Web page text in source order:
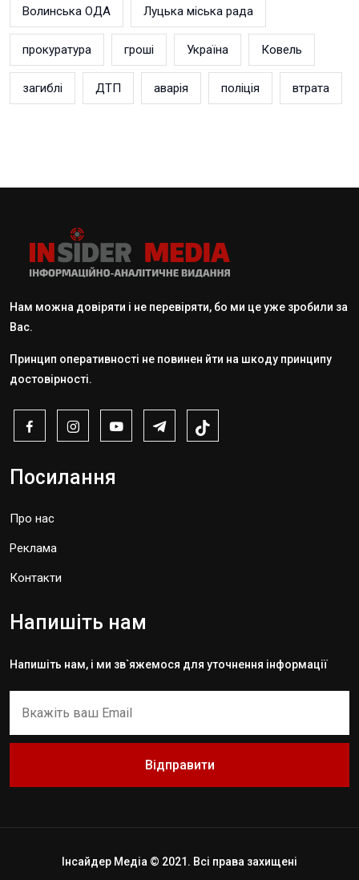
Волинська ОДА Луцька міська рада
прокуратура гроші Україна Ковель
загиблі ДТП аварія поліція втрата
Нам можна довіряти і не перевіряти, бо ми це уже зробили за
Вас.
Принцип оперативності не повинен йти на шкоду принципу
достовірності.
Посилання
Про нас
Реклама
Контакти
Напишіть нам
Напишіть нам, і ми зв`яжемося для уточнення інформації
Відправити
Інсайдер Медіа © 2021. Всі права захищені